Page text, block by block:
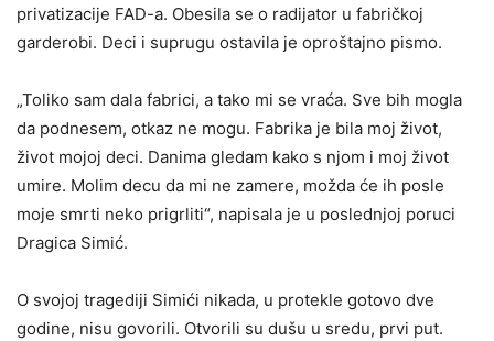
privatizacije FAD-a. Obesila se o radijator u fabričkoj
garderobi. Deci i suprugu ostavila je oproštajno pismo.
„Toliko sam dala fabrici, a tako mi se vraća. Sve bih mogla
da podnesem, otkaz ne mogu. Fabrika je bila moj život,
život mojoj deci. Danima gledam kako s njom i moj život
umire. Molim decu da mi ne zamere, možda će ih posle
moje smrti neko prigrliti“, napisala je u poslednjoj poruci
Dragica Simić.
O svojoj tragediji Simići nikada, u protekle gotovo dve
godine, nisu govorili. Otvorili su dušu u sredu, prvi put.